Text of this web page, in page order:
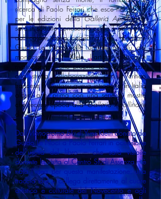
ricerca di Paolo Ferrari che esce nel 1978
per le edizioni dellaGalleria Apollinaire:
sarà in seguito conosciuto come il ‘libro blu’,
dal colore della copertina che l’editore
Guido Le Noci volle uguale al blu dei
monocromi di Y. Klein. L’artista eclettico e
rivoluzionario che proprio Le Noci grazie
alla stretta collaborazione con il critico
francese P. Restany aveva introdotto in Italia
alcuni anni prima con una serie di mostre
che fecero epoca allaGalleria Apollinaire
di Milano.
DalMonocromo bludi Yves Klein donato da
Guido Le Noci a Paolo Ferrari in occasione
dell’uscita del libro – che sarà visibile
durante la visita al Centro Studi Assenza – è
nata l’idea per questa manifestazione: una
traccia che si collega direttamente al cuore
artistico e culturale del Novecento e agli